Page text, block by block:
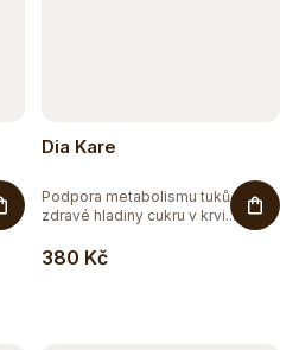
Dia Kare
380 Kč
Podpora metabolismu tuků a
zdravé hladiny cukru v krvi....